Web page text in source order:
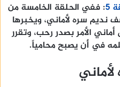
: ففي الحلقة الخامسة من
سره لأماني، ويخبرها
الأمر بصدر رحب، وتقرر
في أن يصبح محامياً.